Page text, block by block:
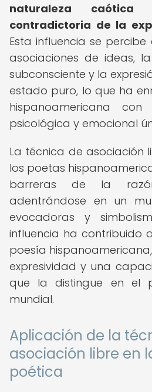
naturaleza
contradictoria de la
Esta influencia se
asociaciones de ideas,
subconsciente y la
estado puro, lo que ha
hispanoamericana
psicológica y emocional
La técnica de asociación
los poetas
barreras de la
adentrándose en un
evocadoras y
influencia ha contribuido
poesía
expresividad y una
que la distingue en el
mundial.
Aplicación de la
asociación libre en
poética